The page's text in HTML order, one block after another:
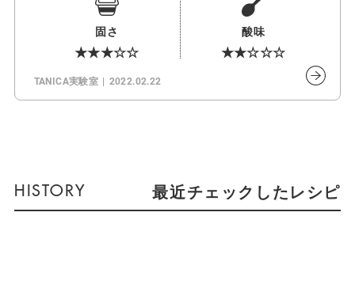
固さ
★★★☆☆
酸味
★★☆☆☆
TANICA実験室 2022.02.22
最近チェックしたレシピ